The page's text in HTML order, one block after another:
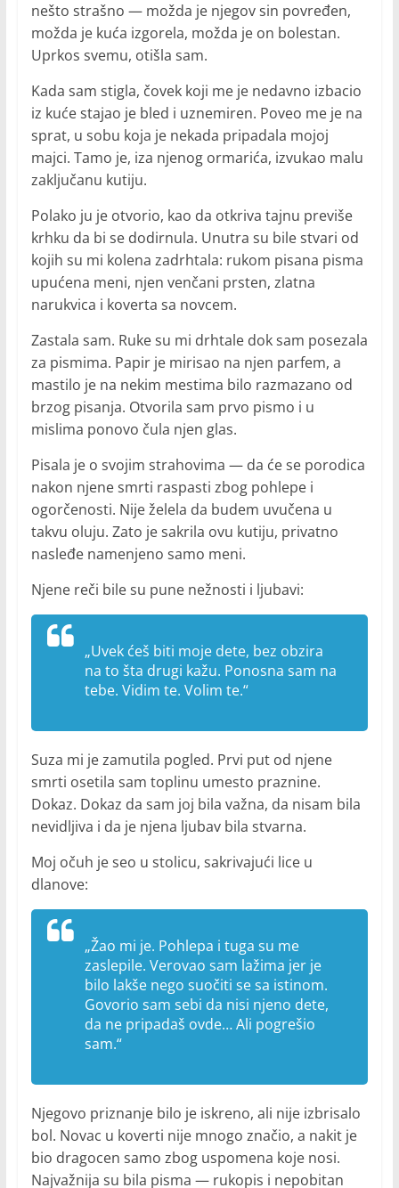
nešto strašno — možda je njegov sin povređen,
možda je kuća izgorela, možda je on bolestan.
Uprkos svemu, otišla sam.
Kada sam stigla, čovek koji me je nedavno izbacio
iz kuće stajao je bled i uznemiren. Poveo me je na
sprat, u sobu koja je nekada pripadala mojoj
majci. Tamo je, iza njenog ormarića, izvukao malu
zaključanu kutiju.
Polako ju je otvorio, kao da otkriva tajnu previše
krhku da bi se dodirnula. Unutra su bile stvari od
kojih su mi kolena zadrhtala: rukom pisana pisma
upućena meni, njen venčani prsten, zlatna
narukvica i koverta sa novcem.
Zastala sam. Ruke su mi drhtale dok sam posezala
za pismima. Papir je mirisao na njen parfem, a
mastilo je na nekim mestima bilo razmazano od
brzog pisanja. Otvorila sam prvo pismo i u
mislima ponovo čula njen glas.
Pisala je o svojim strahovima — da će se porodica
nakon njene smrti raspasti zbog pohlepe i
ogorčenosti. Nije želela da budem uvučena u
takvu oluju. Zato je sakrila ovu kutiju, privatno
nasleđe namenjeno samo meni.
Njene reči bile su pune nežnosti i ljubavi:
„Uvek ćeš biti moje dete, bez obzira
na to šta drugi kažu. Ponosna sam na
tebe. Vidim te. Volim te.“
Suza mi je zamutila pogled. Prvi put od njene
smrti osetila sam toplinu umesto praznine.
Dokaz. Dokaz da sam joj bila važna, da nisam bila
nevidljiva i da je njena ljubav bila stvarna.
Moj očuh je seo u stolicu, sakrivajući lice u
dlanove:
„Žao mi je. Pohlepa i tuga su me
zaslepile. Verovao sam lažima jer je
bilo lakše nego suočiti se sa istinom.
Govorio sam sebi da nisi njeno dete,
da ne pripadaš ovde… Ali pogrešio
sam.“
Njegovo priznanje bilo je iskreno, ali nije izbrisalo
bol. Novac u koverti nije mnogo značio, a nakit je
bio dragocen samo zbog uspomena koje nosi.
Najvažnija su bila pisma — rukopis i nepobitan